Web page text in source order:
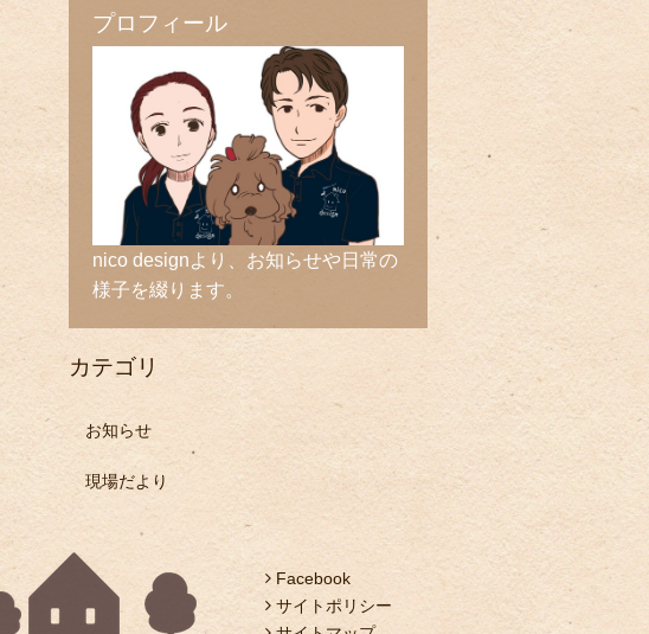
プロフィール
nico designより、お知らせや日常の
様子を綴ります。
カテゴリ
お知らせ
現場だより
Facebook
サイトポリシー